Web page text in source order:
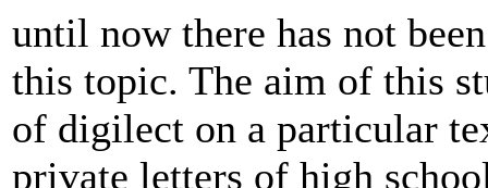
until now there has not
this topic. The aim of this
of digilect on a particular
private letters of high